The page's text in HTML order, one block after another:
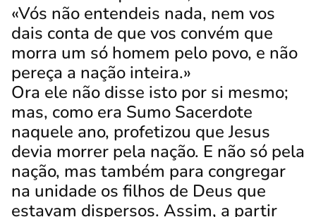
«Vós não entendeis nada, nem vos
dais conta de que vos convém que
morra um só homem pelo povo, e não
pereça a nação inteira.»
Ora ele não disse isto por si mesmo;
mas, como era Sumo Sacerdote
naquele ano, profetizou que Jesus
devia morrer pela nação. E não só pela
nação, mas também para congregar
na unidade os filhos de Deus que
estavam dispersos. Assim, a partir